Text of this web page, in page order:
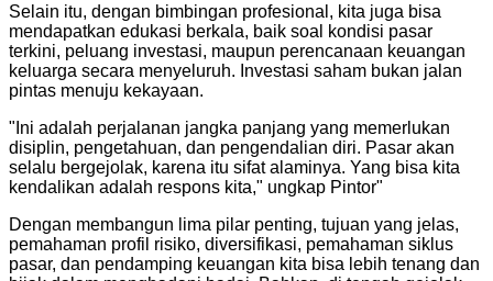
Selain itu, dengan bimbingan profesional, kita juga bisa
mendapatkan edukasi berkala, baik soal kondisi pasar
terkini, peluang investasi, maupun perencanaan keuangan
keluarga secara menyeluruh. Investasi saham bukan jalan
pintas menuju kekayaan.
" Ini adalah perjalanan jangka panjang yang memerlukan
disiplin, pengetahuan, dan pengendalian diri. Pasar akan
selalu bergejolak, karena itu sifat alaminya. Yang bisa kita
kendalikan adalah respons kita," ungkap Pintor"
Dengan membangun lima pilar penting, tujuan yang jelas,
pemahaman profil risiko, diversifikasi, pemahaman siklus
pasar, dan pendamping keuangan kita bisa lebih tenang dan